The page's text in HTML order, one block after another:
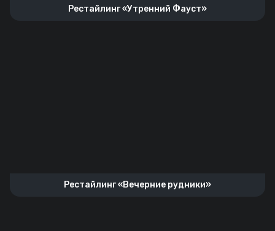
Рестайлинг «Утренний Фауст»
Рестайлинг «Вечерние рудники»